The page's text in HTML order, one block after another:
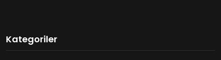
Kategoriler